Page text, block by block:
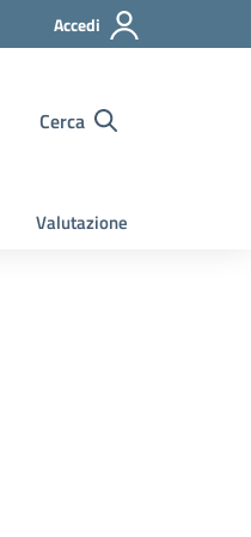
Accedi
Cerca
Valutazione